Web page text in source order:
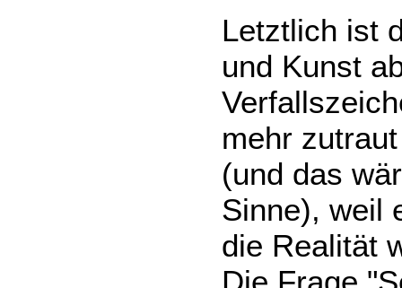
Letztlich ist
und Kunst
mehr
(und das
Sinne), weil
die Realität
Die Frage